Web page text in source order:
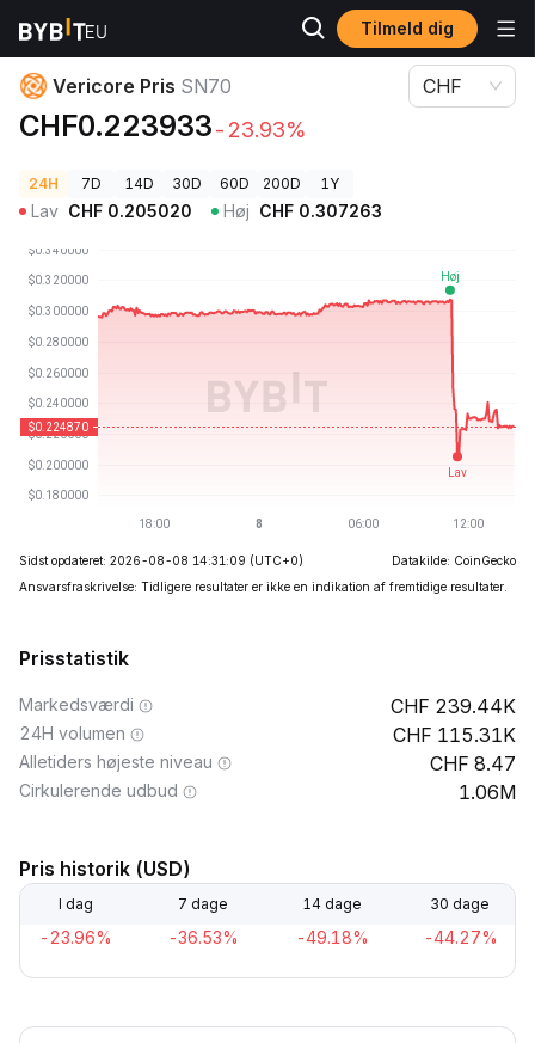
Tilmeld dig
Kryptopriser
Vericore Pris SN70
CHF0.223933-23.93%
CHF
24H 7D 14D 30D 60D 200D 1Y
Lav CHF 0.205020 Høj CHF 0.307263
Sidst opdateret: 2026-08-08 14:31:09 (UTC+0)
Datakilde: CoinGecko
Ansvarsfraskrivelse: Tidligere resultater er ikke en indikation af fremtidige resultater.
Prisstatistik
Markedsværdi 239.44K
24H volumen 115.31K
Alletiders højeste niveau 8.47
Cirkulerende udbud 1.06M
Pris historik (USD)
I dag 7 dage 14 dage 30 dage
-23.96% -36.53% -49.18% -44.27%